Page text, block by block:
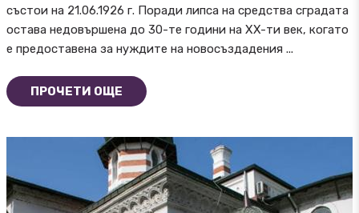
състои на 21.06.1926 г. Поради липса на средства сградата
остава недовършена до 30-те години на XX-ти век, когато
е предоставена за нуждите на новосъздадения ...
ПРОЧЕТИ ОЩЕ